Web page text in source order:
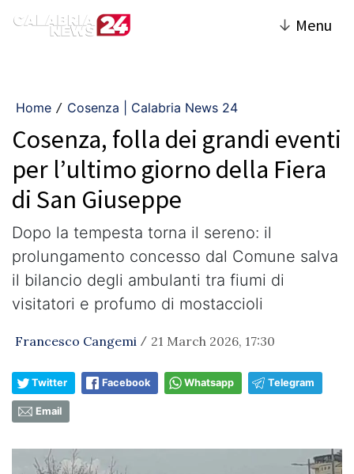
↓ Menu
Home / Cosenza | Calabria News 24
Cosenza, folla dei grandi eventi
per l’ultimo giorno della Fiera
di San Giuseppe
Dopo la tempesta torna il sereno: il
prolungamento concesso dal Comune salva
il bilancio degli ambulanti tra fiumi di
visitatori e profumo di mostaccioli
Francesco Cangemi / 21 March 2026, 17:30
Twitter Facebook Whatsapp Telegram
Email